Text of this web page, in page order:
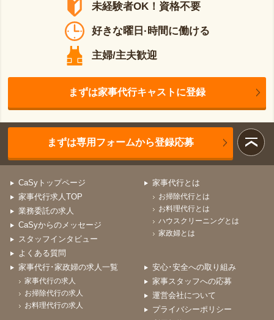
未経験者OK！資格不要
好きな曜日·時間に働ける
主婦/主夫歓迎
まずは家事代行キャストに登録
まずは専用フォームから登録応募
CaSyトップページ
家事代行求人TOP
業務委託の求人
CaSyからのメッセージ
スタッフインタビュー
よくある質問
家事代行とは
お掃除代行とは
お料理代行とは
ハウスクリーニングとは
家政婦とは
家事代行･家政婦の求人一覧
家事代行の求人
お掃除代行の求人
お料理代行の求人
安心･安全への取り組み
家事スタッフへの応募
運営会社について
プライバシーポリシー